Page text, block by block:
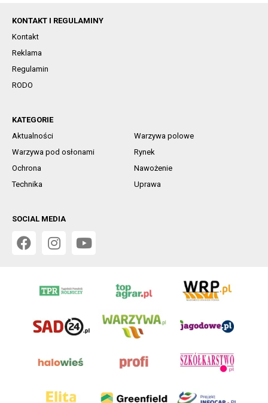
KONTAKT I REGULAMINY
Kontakt
Reklama
Regulamin
RODO
KATEGORIE
Aktualności
Warzywa polowe
Warzywa pod osłonami
Rynek
Ochrona
Nawożenie
Technika
Uprawa
SOCIAL MEDIA